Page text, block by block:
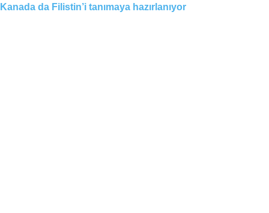
Kanada da Filistin’i tanımaya hazırlanıyor